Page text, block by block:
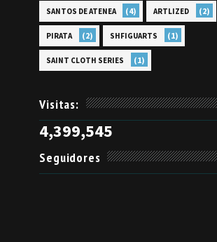
SANTOS DE ATENEA (4) ARTLIZED (2)
PIRATA (2) SHFIGUARTS (1)
SAINT CLOTH SERIES (1)
Visitas:
4,399,545
Seguidores